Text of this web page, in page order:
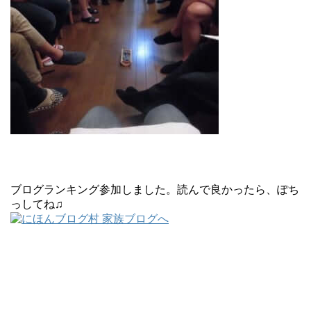
ブログランキング参加しました。読んで良かったら、ぽち
っしてね♫